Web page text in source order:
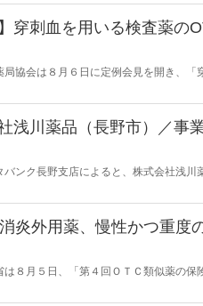
穿刺血を用いる検査薬の
局協会は８月６日に定例会見を開き、「
局長宛に提出したことを説明した。
浅川薬品（長野市）／事
バンク長野支店によると、株式会社浅川
た。
炎外用薬、慢性かつ重度
は８月５日、「第４回ＯＴＣ類似薬の保
め（案）」を提示し了承した。今後、